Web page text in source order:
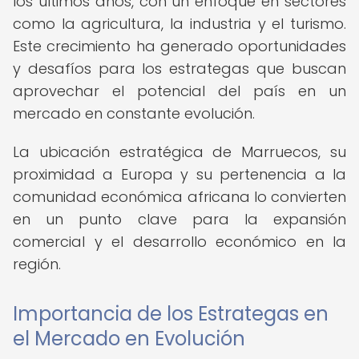
como la agricultura, la industria y el turismo.
Este crecimiento ha generado oportunidades
y desafíos para los estrategas que buscan
aprovechar el potencial del país en un
mercado en constante evolución.
La ubicación estratégica de Marruecos, su
proximidad a Europa y su pertenencia a la
comunidad económica africana lo convierten
en un punto clave para la expansión
comercial y el desarrollo económico en la
región.
Importancia de los Estrategas en
el Mercado en Evolución